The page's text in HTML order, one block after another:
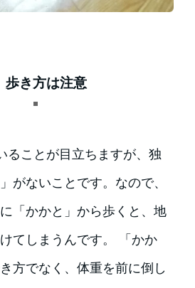
歩き方は注意
ることが目立ちますが、独
がないことです。なので、
「かかと」から歩くと、地
てしまうんです。 「かか
方でなく、体重を前に倒し